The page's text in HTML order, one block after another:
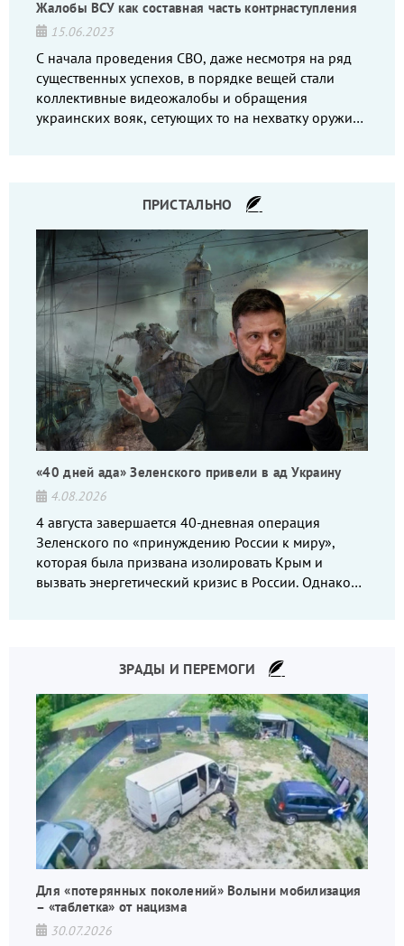
Жалобы ВСУ как составная часть контрнаступления
15.06.2023
С начала проведения СВО, даже несмотря на ряд
существенных успехов, в порядке вещей стали
коллективные видеожалобы и обращения
украинских вояк, сетующих то на нехватку оружия,
ПРИСТАЛЬНО
«40 дней ада» Зеленского привели в ад Украину
4.08.2026
4 августа завершается 40-дневная операция
Зеленского по «принуждению России к миру»,
которая была призвана изолировать Крым и
вызвать энергетический кризис в России. Однако
ЗРАДЫ И ПЕРЕМОГИ
Для «потерянных поколений» Волыни мобилизация
– «таблетка» от нацизма
30.07.2026